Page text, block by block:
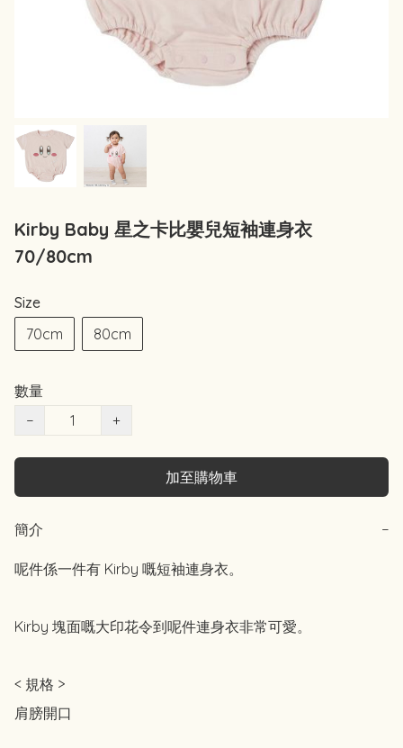
Kirby Baby 星之卡比嬰兒短袖連身衣
70/80cm
Size
70cm
80cm
數量
−
+
加至購物車
簡介 −
呢件係一件有 Kirby 嘅短袖連身衣。
Kirby 塊面嘅大印花令到呢件連身衣非常可愛。
< 規格 >
肩膀開口